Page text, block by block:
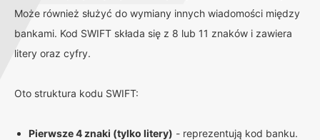
Może również służyć do wymiany innych wiadomości między
bankami. Kod SWIFT składa się z 8 lub 11 znaków i zawiera
litery oraz cyfry.
Oto struktura kodu SWIFT:
Pierwsze 4 znaki (tylko litery) - reprezentują kod banku.